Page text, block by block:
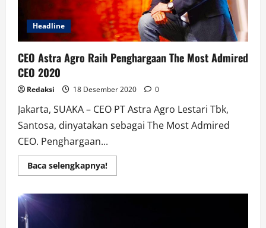
Headline
CEO Astra Agro Raih Penghargaan The Most Admired
CEO 2020
Redaksi 18 Desember 2020 0
Jakarta, SUAKA – CEO PT Astra Agro Lestari Tbk,
Santosa, dinyatakan sebagai The Most Admired
CEO. Penghargaan...
Baca selengkapnya!Read
more